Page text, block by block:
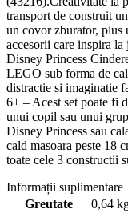
transport de construit
un covor zburator, plus
accesorii care inspira
Disney Princess
LEGO sub forma de
distractie si imaginatie
6+ – Acest set poate fi
unui copil sau unui
Disney Princess sau
cald masoara peste 18
toate cele 3 constructii
Informații suplimentare
Greutate
0,64